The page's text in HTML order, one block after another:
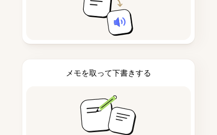
メモを取って下書きする